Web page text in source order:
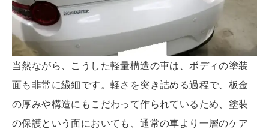
当然ながら、こうした軽量構造の車は、ボディの塗装
面も非常に繊細です。軽さを突き詰める過程で、板金
の厚みや構造にもこだわって作られているため、塗装
の保護という面においても、通常の車より一層のケア